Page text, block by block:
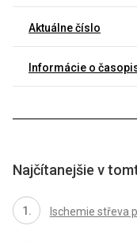
Aktuálne číslo
Informácie o
Najčítanejšie v
Ischemie střeva